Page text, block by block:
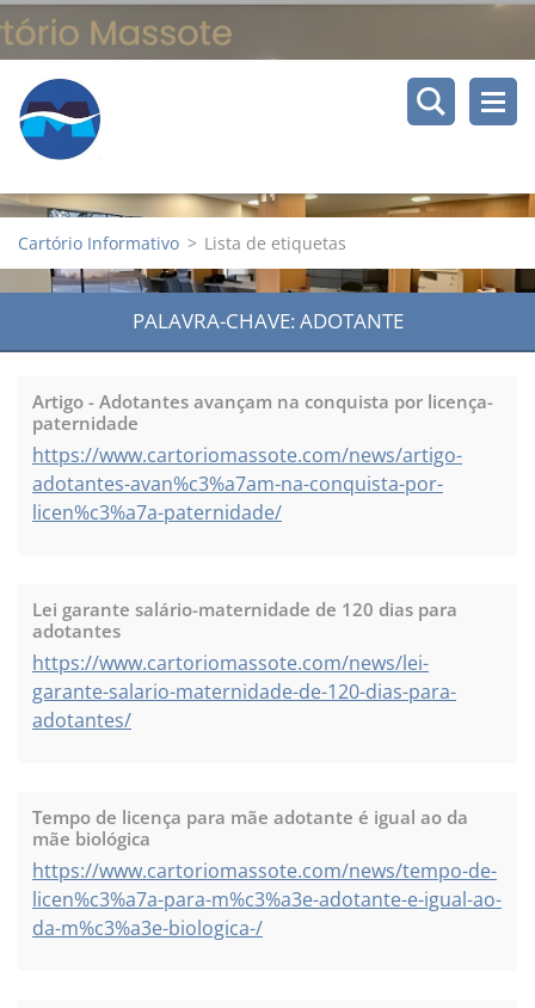
Cartório Informativo > Lista de etiquetas
PALAVRA-CHAVE: ADOTANTE
Artigo - Adotantes avançam na conquista por licença-
paternidade
https://www.cartoriomassote.com/news/artigo-
adotantes-avan%c3%a7am-na-conquista-por-
licen%c3%a7a-paternidade/
Lei garante salário-maternidade de 120 dias para
adotantes
https://www.cartoriomassote.com/news/lei-
garante-salario-maternidade-de-120-dias-para-
adotantes/
Tempo de licença para mãe adotante é igual ao da
mãe biológica
https://www.cartoriomassote.com/news/tempo-de-
licen%c3%a7a-para-m%c3%a3e-adotante-e-igual-ao-
da-m%c3%a3e-biologica-/